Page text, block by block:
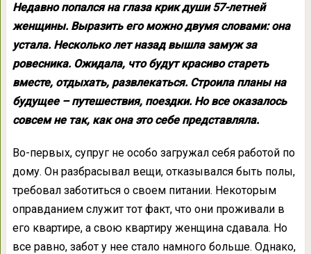
Недавно попался на глаза крик души 57-летней
женщины. Выразить его можно двумя словами: она
устала. Несколько лет назад вышла замуж за
ровесника. Ожидала, что будут красиво стареть
вместе, отдыхать, развлекаться. Строила планы на
будущее – путешествия, поездки. Но все оказалось
совсем не так, как она это себе представляла.
Во-первых, супруг не особо загружал себя работой по
дому. Он разбрасывал вещи, отказывался быть полы,
требовал заботиться о своем питании. Некоторым
оправданием служит тот факт, что они проживали в
его квартире, а свою квартиру женщина сдавала. Но
все равно, забот у нее стало намного больше. Однако,